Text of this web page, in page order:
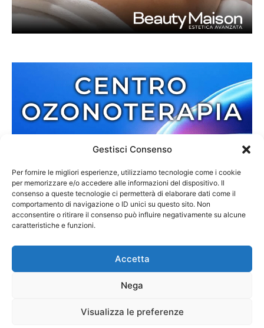
Gestisci Consenso
Per fornire le migliori esperienze, utilizziamo tecnologie come i cookie
per memorizzare e/o accedere alle informazioni del dispositivo. Il
consenso a queste tecnologie ci permetterà di elaborare dati come il
comportamento di navigazione o ID unici su questo sito. Non
acconsentire o ritirare il consenso può influire negativamente su alcune
caratteristiche e funzioni.
Accetta
Nega
Visualizza le preferenze
Contatti Cookie Policy Privacy Policy